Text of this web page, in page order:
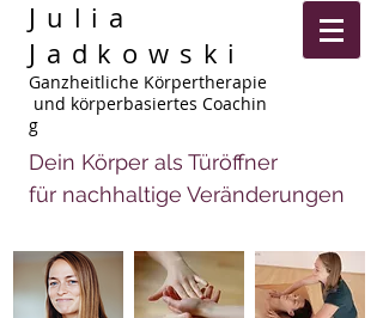
Julia
Jadkowski
Ganzheitliche Körpertherapie
und körperbasiertes Coachin
g
Dein Körper als Türöffner
für nachhaltige Veränderungen